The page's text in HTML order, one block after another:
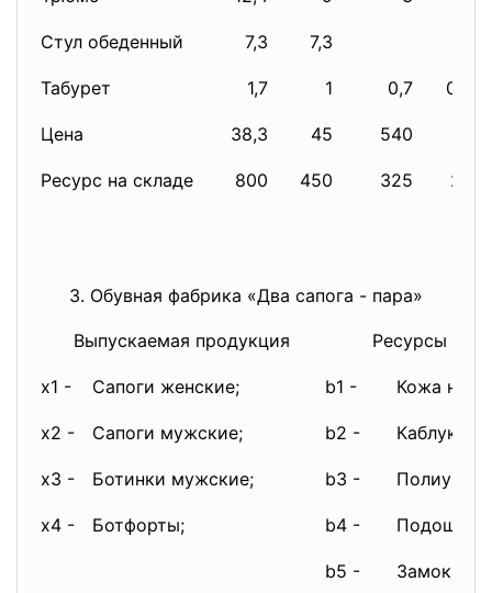
Стул обеденный 7,3 7,3
Табурет 1,7 1 0,7 0,34
Цена 38,3 45 540
Ресурс на складе 800 450 325 240
3. Обувная фабрика «Два сапога - пара»
Выпускаемая продукция Ресурсы для
x1 - Сапоги женские; b1 - Кожа
x2 - Сапоги мужские; b2 - Каблук;
x3 - Ботинки мужские; b3 -
x4 - Ботфорты; b4 - Подошва;
b5 - Замок